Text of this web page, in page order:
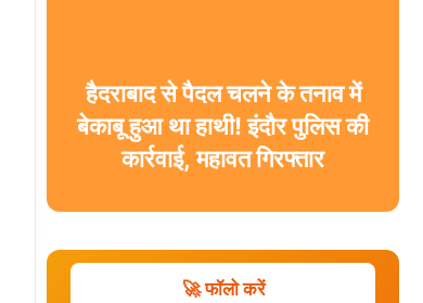
हैदराबाद से पैदल चलने के तनाव में
बेकाबू हुआ था हाथी! इंदौर पुलिस की
कार्रवाई, महावत गिरफ्तार
🚀 फॉलो करें